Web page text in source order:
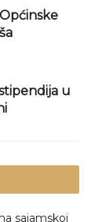
u
sajamskoj